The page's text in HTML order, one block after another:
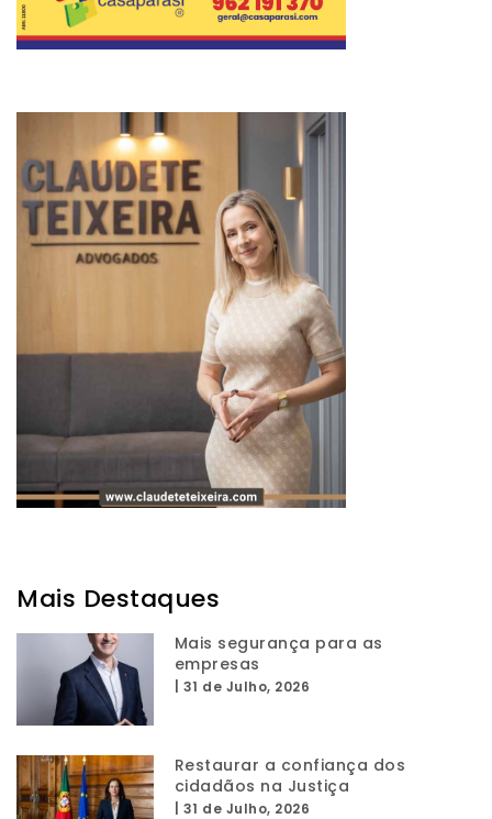
Mais Destaques
Mais segurança para as
empresas
31 de Julho, 2026
Restaurar a confiança dos
cidadãos na Justiça
31 de Julho, 2026